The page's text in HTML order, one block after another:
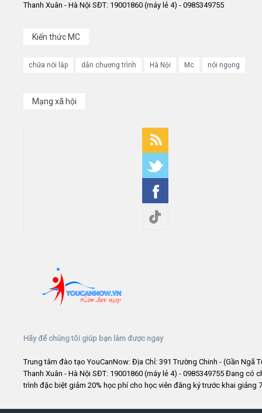
Thanh Xuân - Hà Nội SĐT: 19001860 (máy lẻ 4) - 0985349755
Kiến thức MC
chữa nói lắp dẫn chương trình Hà Nội Mc nói ngọng
Mạng xã hội
Hãy để chúng tôi giúp bạn làm được ngay
Trung tâm đào tạo YouCanNow: Địa Chỉ: 391 Trường Chinh - (Gần Ngã
Thanh Xuân - Hà Nội SĐT: 19001860 (máy lẻ 4) - 0985349755 Đang có
trình đặc biệt giảm 20% học phí cho học viên đăng ký trước khai giảng